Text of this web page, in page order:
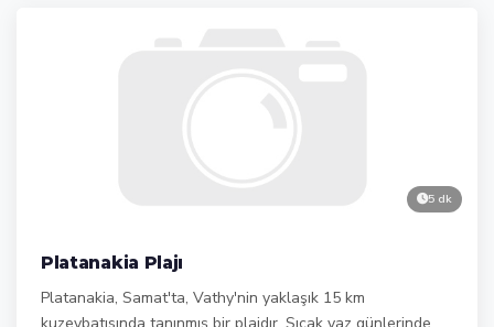
5 dk
Platanakia Plajı
Platanakia, Samat'ta, Vathy'nin yaklaşık 15 km